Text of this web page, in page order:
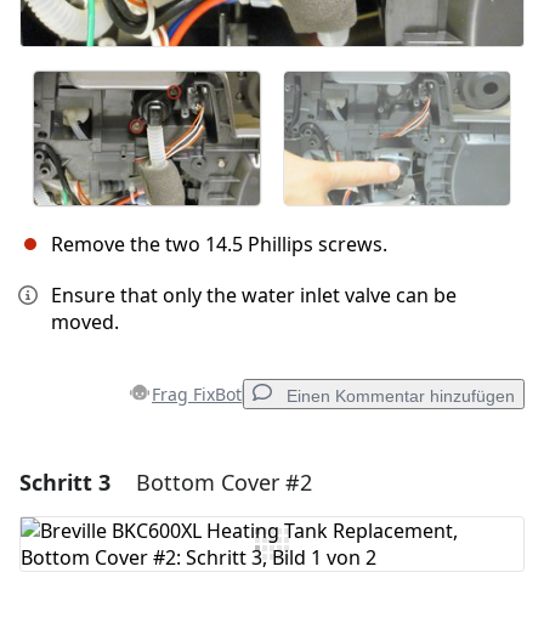
Remove the two 14.5 Phillips screws.
Ensure that only the water inlet valve can be
moved.
Frag FixBot Einen Kommentar hinzufügen
Einen Kommentar hinzufügen
Kommentar hinzufügen
Schritt 3 Bottom Cover #2